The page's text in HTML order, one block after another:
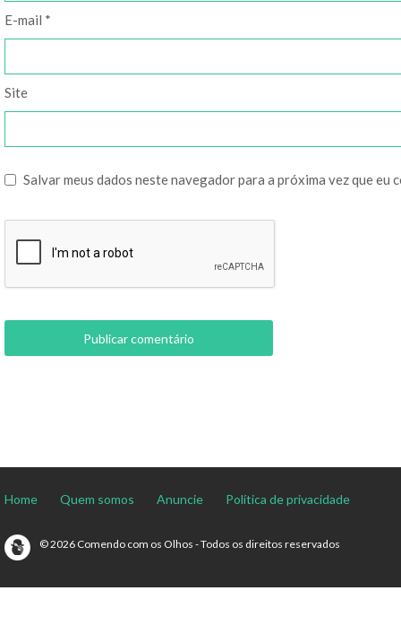
E-mail *
Site
Salvar meus dados neste navegador para a próxima vez que eu
Home Quem somos Anuncie Política de privacidade
© 2026 Comendo com os Olhos - Todos os direitos reservados